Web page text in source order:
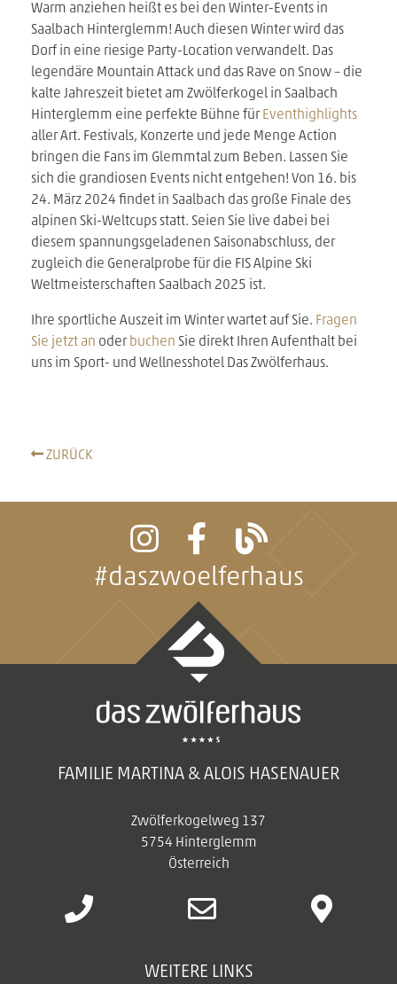
Warm anziehen heißt es bei den Winter-Events in
Saalbach Hinterglemm! Auch diesen Winter wird das
Dorf in eine riesige Party-Location verwandelt. Das
legendäre Mountain Attack und das Rave on Snow – die
kalte Jahreszeit bietet am Zwölferkogel in Saalbach
Hinterglemm eine perfekte Bühne fürEventhighlights
aller Art. Festivals, Konzerte und jede Menge Action
bringen die Fans im Glemmtal zum Beben. Lassen Sie
sich die grandiosen Events nicht entgehen! Von 16. bis
24. März 2024 findet in Saalbach das große Finale des
alpinen Ski-Weltcups statt. Seien Sie live dabei bei
diesem spannungsgeladenen Saisonabschluss, der
zugleich die Generalprobe für die FIS Alpine Ski
Weltmeisterschaften Saalbach 2025 ist.
Ihre sportliche Auszeit im Winter wartet auf Sie. Fragen
Sie jetzt an oderbuchen Sie direkt Ihren Aufenthalt bei
uns im Sport- und Wellnesshotel Das Zwölferhaus.
ZURÜCK
#daszwoelferhaus
FAMILIE MARTINA & ALOIS HASENAUER
Zwölferkogelweg 137
5754 Hinterglemm
Österreich
WEITERE LINKS